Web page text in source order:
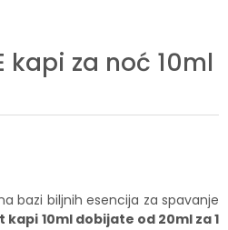
kapi za noć 10ml
bazi biljnih esencija za spavanje
10ml dobijate od 20ml za 1